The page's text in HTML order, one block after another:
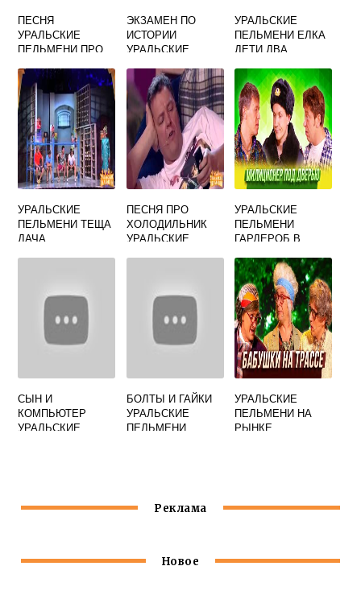
ПЕСНЯ
УРАЛЬСКИЕ
ПЕЛЬМЕНИ ПРО
ХЛЕБОРЕЗ
ЭКЗАМЕН ПО
ИСТОРИИ
УРАЛЬСКИЕ
УРАЛЬСКИЕ
ПЕЛЬМЕНИ ЕЛКА
ДЕТИ ДВА
УРАЛЬСКИЕ
ПЕЛЬМЕНИ ТЕЩА
ДАЧА
ПЕСНЯ ПРО
ХОЛОДИЛЬНИК
УРАЛЬСКИЕ
УРАЛЬСКИЕ
ПЕЛЬМЕНИ
ГАРДЕРОБ В
СЫН И
КОМПЬЮТЕР
УРАЛЬСКИЕ
БОЛТЫ И ГАЙКИ
УРАЛЬСКИЕ
ПЕЛЬМЕНИ
УРАЛЬСКИЕ
ПЕЛЬМЕНИ НА
РЫНКЕ
Реклама
Новое